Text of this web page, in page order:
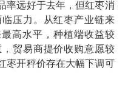
率远好于去年，但红枣消
压力。从红枣产业链来
高水平，种植端收益较
贸易商提价收购意愿较
枣开秤价存在大幅下调可